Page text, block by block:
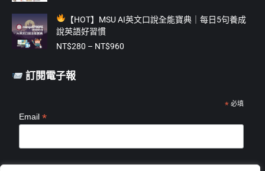
圍：
【HOT】MSU AI英文口說全能寶典｜每日5句養成
說英語好習慣
NT$280 – NT$960
訂閱電子報
* 必填
Email*